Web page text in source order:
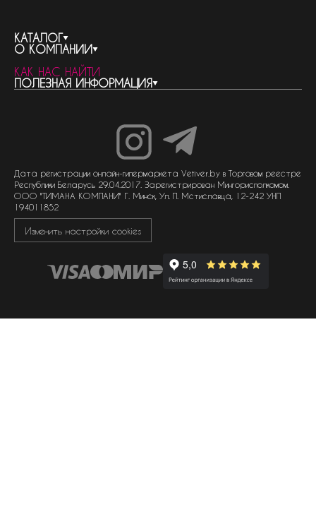
КАТАЛОГ
весь каталог
бренды
женская парфюмерия
мужская парфюмерия
унисекс парфюмерия
О КОМПАНИИ
контакты
о компании
доставка и оплата
КАК НАС НАЙТИ
ПОЛЕЗНАЯ ИНФОРМАЦИЯ
как совершить покупку
политика обработки персональных данных
политика обработки файлов cookie
Дата регистрации онлайн-гипермаркета Vetiver.by в Торговом реестре
Республики Беларусь 29.04.2017. Зарегистрирован Мингорисполкомом.
ООО "ТИМАНА КОМПАНИ" Г. Минск, Ул. П. Мстиславца, 12-242 УНП
194011852
Изменить настройки cookies